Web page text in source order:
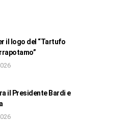
il logo del “Tartufo
il Presidente Bardi e